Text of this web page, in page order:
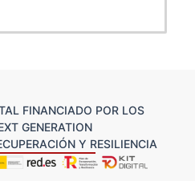
FINANCIADO POR LOS
GENERATION
Y RESILIENCIA